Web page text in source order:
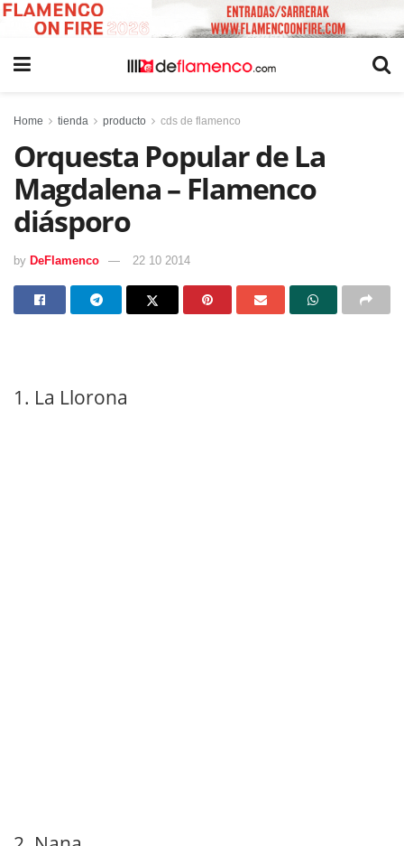
Home tienda producto cds de flamenco
Orquesta Popular de La
Magdalena – Flamenco
diásporo
by DeFlamenco 22 10 2014
1. La Llorona